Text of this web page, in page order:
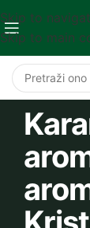
Skip to
Skip to main